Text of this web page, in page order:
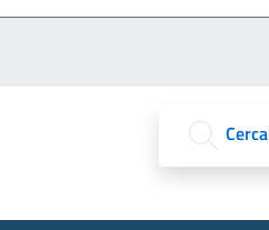
Cerca